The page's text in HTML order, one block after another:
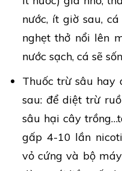
nước, ít giờ sau,
nghẹt thở nổi lên
nước sạch, cá sẽ
Thuốc trừ sâu hay
sau: để diệt trừ
sâu hại cây
gấp 4-10 lần
vỏ cứng và bộ